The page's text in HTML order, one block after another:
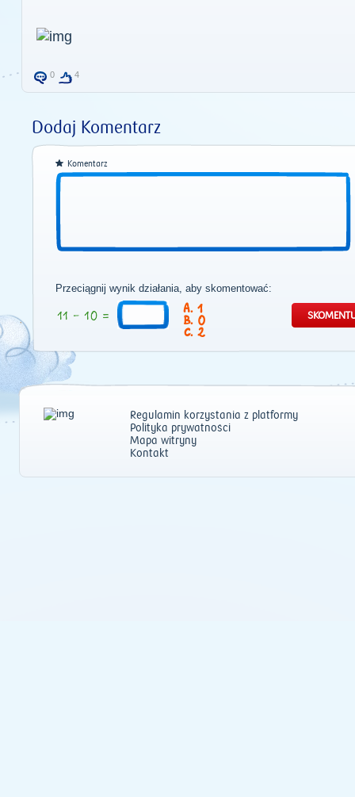
0 4
Dodaj Komentarz
Komentarz
Przeciągnij wynik działania, aby skomentować:
1
0
2
Regulamin korzystania z platformy
Polityka prywatności
Mapa witryny
Kontakt